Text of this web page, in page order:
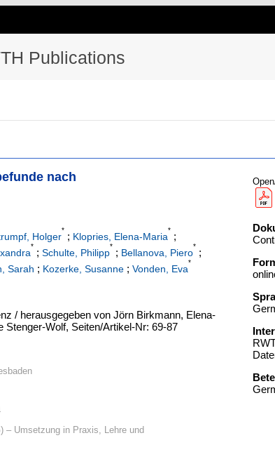
Publications
nach
Holger
*
; Klopries, Elena-Maria
*
;
*
; Schulte, Philipp
*
; Bellanova, Piero
*
;
Sarah ; Kozerke, Susanne ; Vonden, Eva
*
/ herausgegeben von Jörn Birkmann, Elena-
Stenger-Wolf, Seiten/Artikel-Nr: 69-87
– Umsetzung in Praxis, Lehre und